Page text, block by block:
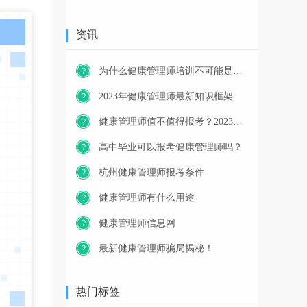
资讯
2023年健康管理师最新知识框架
高中毕业可以报考健康管理师吗？
杭州健康管理师报考条件
健康管理师有什么用途
健康管理师信息网
最新健康管理师骗局揭秘！
热门标签